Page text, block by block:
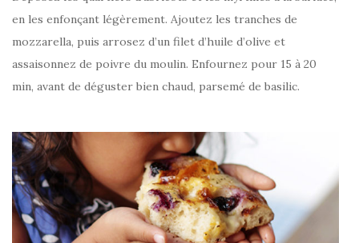
en les enfonçant légèrement. Ajoutez les tranches de
mozzarella, puis arrosez d’un filet d’huile d’olive et
assaisonnez de poivre du moulin. Enfournez pour 15 à 20
min, avant de déguster bien chaud, parsemé de basilic.